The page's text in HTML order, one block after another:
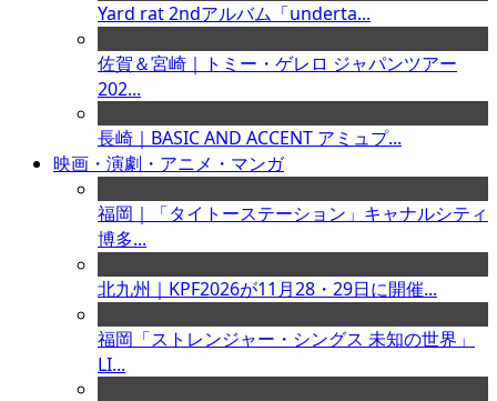
Yard rat 2ndアルバム「underta...
佐賀＆宮崎｜トミー・ゲレロ ジャパンツアー
202...
長崎｜BASIC AND ACCENT アミュプ...
映画・演劇・アニメ・マンガ
福岡｜「タイトーステーション」キャナルシティ
博多...
北九州｜KPF2026が11月28・29日に開催...
福岡「ストレンジャー・シングス 未知の世界」
LI...